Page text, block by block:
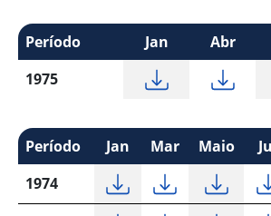
Período Jan Abr
1975
Período Jan Mar Maio
1974